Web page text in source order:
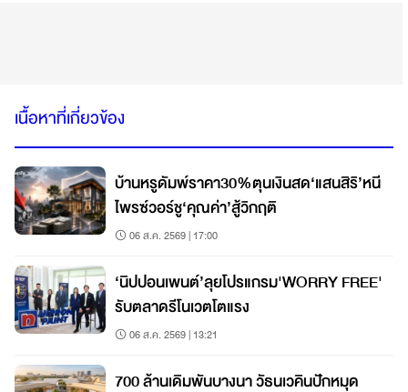
เนื้อหาที่เกี่ยวข้อง
บ้านหรูดัมพ์ราคา30%ตุนเงินสด‘แสนสิริ’หนี
ไพรซ์วอร์ชู‘คุณค่า’สู้วิกฤติ
06 ส.ค. 2569 | 17:00
‘นิปปอนเพนต์’ลุยโปรแกรม'WORRY FREE'
รับตลาดรีโนเวตโตแรง
06 ส.ค. 2569 | 13:21
700 ล้านเดิมพันบางนา วัธนเวคินปักหมุด